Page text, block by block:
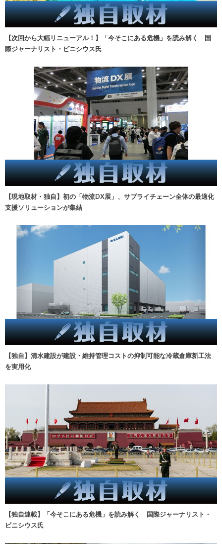
【次回から大幅リニューアル！】「今そこにある危機」を読み解く 国
際ジャーナリスト・ビニシウス氏
【現地取材・独自】初の「物流DX展」、サプライチェーン全体の最適化
支援ソリューションが集結
【独自】清水建設が建設・維持管理コストの抑制可能な冷蔵倉庫新工法
を実用化
【独自連載】「今そこにある危機」を読み解く 国際ジャーナリスト・
ビニシウス氏